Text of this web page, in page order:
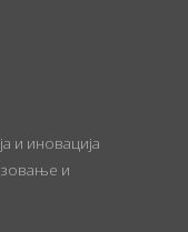
и иновација
и